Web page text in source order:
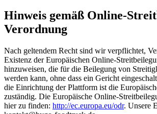
Hinweis gemäß Online-
Verordnung
Nach geltendem Recht sind wir verpflichtet,
Existenz der Europäischen Online-
hinzuweisen, die für die Beilegung von
werden kann, ohne dass ein Gericht
die Einrichtung der Plattform ist die
zuständig. Die Europäische Online-
hier zu finden: http://ec.europa.eu/odr. Unsere